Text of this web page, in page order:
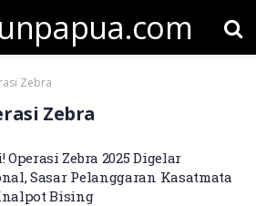
Zebra
Zebra
Operasi Zebra 2025 Digelar
Sasar Pelanggaran Kasatmata
Bising